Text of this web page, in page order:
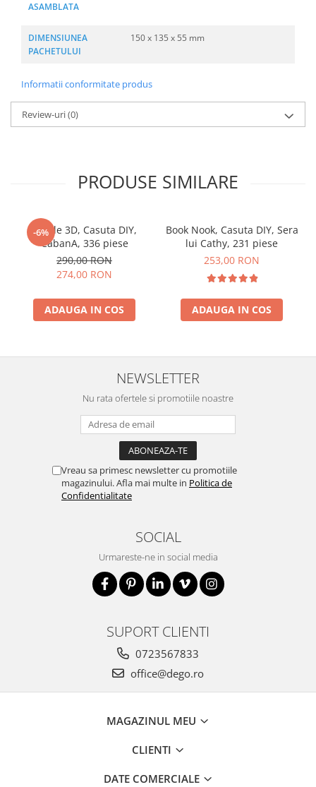
ASAMBLATA
DIMENSIUNEA
PACHETULUI
150 x 135 x 55 mm
Informatii conformitate produs
Review-uri(0)
PRODUSE SIMILARE
-6%
Puzzle 3D, Casuta DIY,
CabanA, 336 piese
290,00 RON
274,00 RON
ADAUGA IN COS
Book Nook, Casuta DIY, Sera
lui Cathy, 231 piese
253,00 RON
ADAUGA IN COS
NEWSLETTER
Nu rata ofertele si promotiile noastre
Vreau sa primesc newsletter cu promotiile
magazinului. Afla mai multe in Politica de
Confidentialitate
SOCIAL
Urmareste-ne in social media
SUPORT CLIENTI
0723567833
office@dego.ro
MAGAZINUL MEU
CLIENTI
DATE COMERCIALE